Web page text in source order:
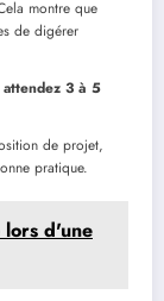
montre que
de digérer
attendez 3 à 5
de projet,
pratique.
lors d'une